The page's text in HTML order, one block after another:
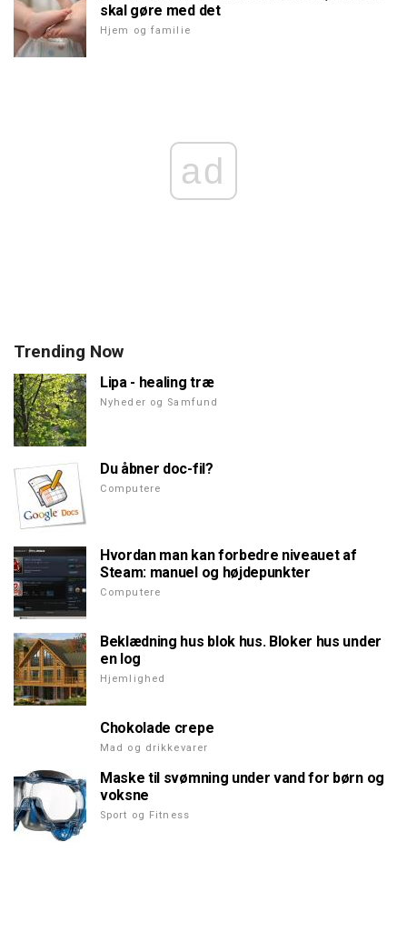
skal gøre med det
Hjem og familie
ad
Trending Now
Lipa - healing træ
Nyheder og Samfund
Du åbner doc-fil?
Computere
Hvordan man kan forbedre niveauet af
Steam: manuel og højdepunkter
Computere
Beklædning hus blok hus. Bloker hus under
en log
Hjemlighed
Chokolade crepe
Mad og drikkevarer
Maske til svømning under vand for børn og
voksne
Sport og Fitness